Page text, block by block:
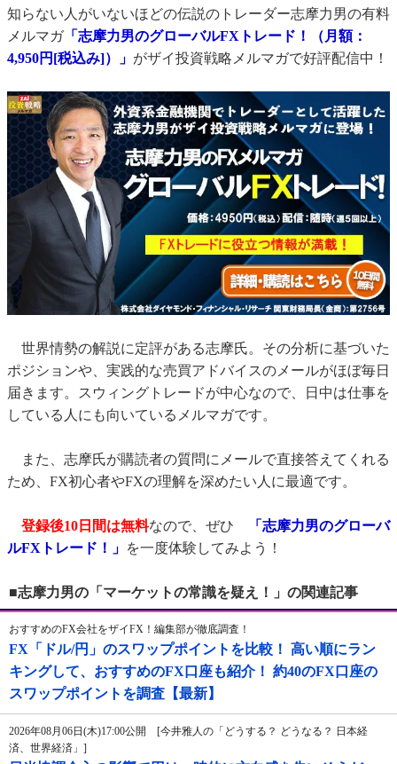
知らない人がいないほどの伝説のトレーダー志摩力男の有料
メルマガ「志摩力男のグローバルFXトレード！（月額：
4,950円[税込み]）」 がザイ投資戦略メルマガで好評配信中！
世界情勢の解説に定評がある志摩氏。その分析に基づいた
ポジションや、実践的な売買アドバイスのメールがほぼ毎日
届きます。スウィングトレードが中心なので、日中は仕事を
している人にも向いているメルマガです。
また、志摩氏が購読者の質問にメールで直接答えてくれる
ため、FX初心者やFXの理解を深めたい人に最適です。
登録後10日間は無料なので、ぜひ
「志摩力男のグローバ
ルFXトレード！」 を一度体験してみよう！
■志摩力男の「マーケットの常識を疑え！」の関連記事
おすすめのFX会社をザイFX！編集部が徹底調査！
FX「ドル/円」のスワップポイントを比較！ 高い順にラン
キングして、おすすめのFX口座も紹介！ 約40のFX口座の
スワップポイントを調査【最新】
2026年08月06日(木)17:00公開 [今井雅人の「どうする？ どうなる？ 日本経
済、世界経済」]